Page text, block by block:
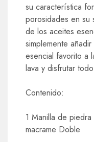
su característica
porosidades en su
de los aceites
simplemente
esencial favorito a
lava y disfrutar
Contenido:
1 Manilla de
macrame Doble